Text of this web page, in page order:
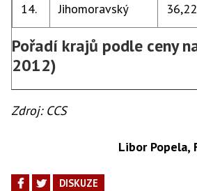
Pořadí krajů podle ceny
2012)
14. Jihomoravský 36,22
Zdroj: CCS
Libor Popela,
DISKUZE